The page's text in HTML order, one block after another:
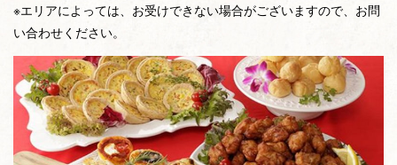
※エリアによっては、お受けできない場合がございますので、お問
い合わせください。